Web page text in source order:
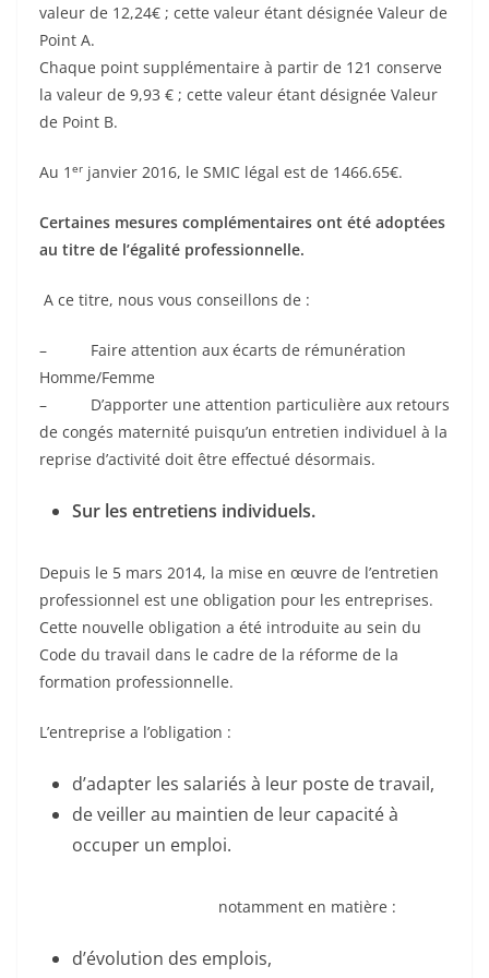
valeur de 12,24€ ; cette valeur étant désignée Valeur de
Point A.
Chaque point supplémentaire à partir de 121 conserve
la valeur de 9,93 € ; cette valeur étant désignée Valeur
de Point B.
Au 1 er janvier 2016, le SMIC légal est de 1466.65€.
Certaines mesures complémentaires ont été adoptées
au titre de l’égalité professionnelle.
A ce titre, nous vous conseillons de :
– Faire attention aux écarts de rémunération
Homme/Femme
– D’apporter une attention particulière aux retours
de congés maternité puisqu’un entretien individuel à la
reprise d’activité doit être effectué désormais.
Sur les entretiens individuels.
Depuis le 5 mars 2014, la mise en œuvre de l’entretien
professionnel est une obligation pour les entreprises.
Cette nouvelle obligation a été introduite au sein du
Code du travail dans le cadre de la réforme de la
formation professionnelle.
L’entreprise a l’obligation :
d’adapter les salariés à leur poste de travail,
de veiller au maintien de leur capacité à
occuper un emploi.
notamment en matière :
d’évolution des emplois,